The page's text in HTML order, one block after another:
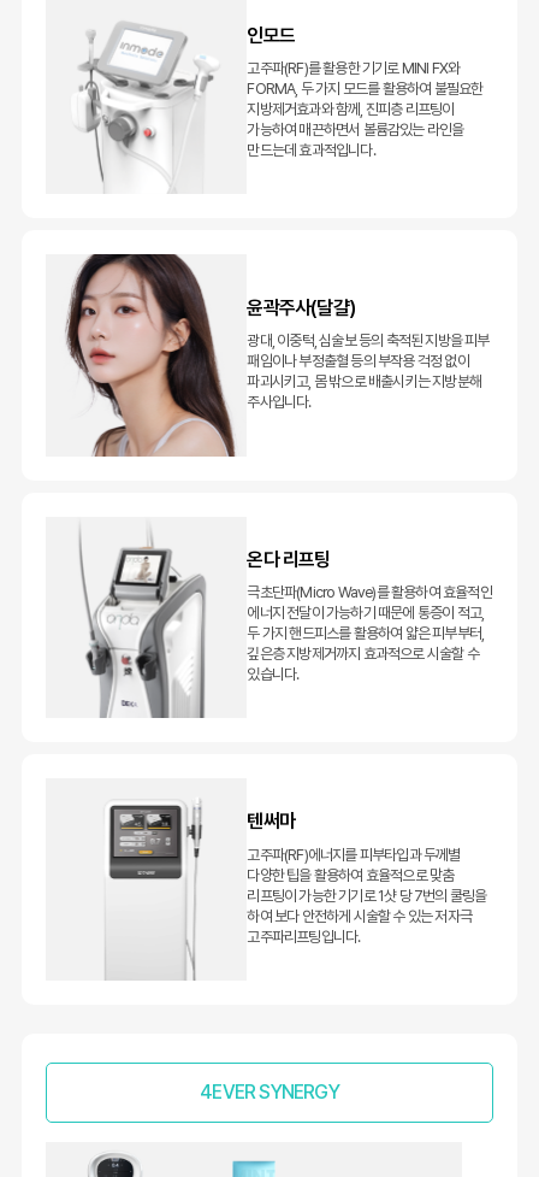
인모드
고주파(RF)를 활용한 기기로 MINI FX와
FORMA, 두 가지 모드를 활용하여 불필요한
지방제거효과와 함께, 진피층 리프팅이
가능하여 매끈하면서 볼륨감있는 라인을
만드는데 효과적입니다.
윤곽주사(달걀)
광대, 이중턱, 심술보 등의 축적된 지방을 피부
패임이나 부정출혈 등의 부작용 걱정 없이
파괴시키고, 몸 밖으로 배출시키는 지방분해
주사입니다.
온다 리프팅
극초단파(Micro Wave)를 활용하여 효율적인
에너지 전달이 가능하기 때문에 통증이 적고,
두 가지 핸드피스를 활용하여 얇은 피부부터,
깊은층 지방제거까지 효과적으로 시술할 수
있습니다.
텐써마
고주파(RF)에너지를 피부타입과 두께별
다양한 팁을 활용하여 효율적으로 맞춤
리프팅이 가능한 기기로 1샷 당 7번의 쿨링을
하여 보다 안전하게 시술할 수 있는 저자극
고주파리프팅입니다.
4EVER SYNERGY